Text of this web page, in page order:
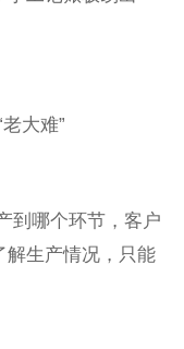
大难”
哪个环节，客户
解生产情况，只能